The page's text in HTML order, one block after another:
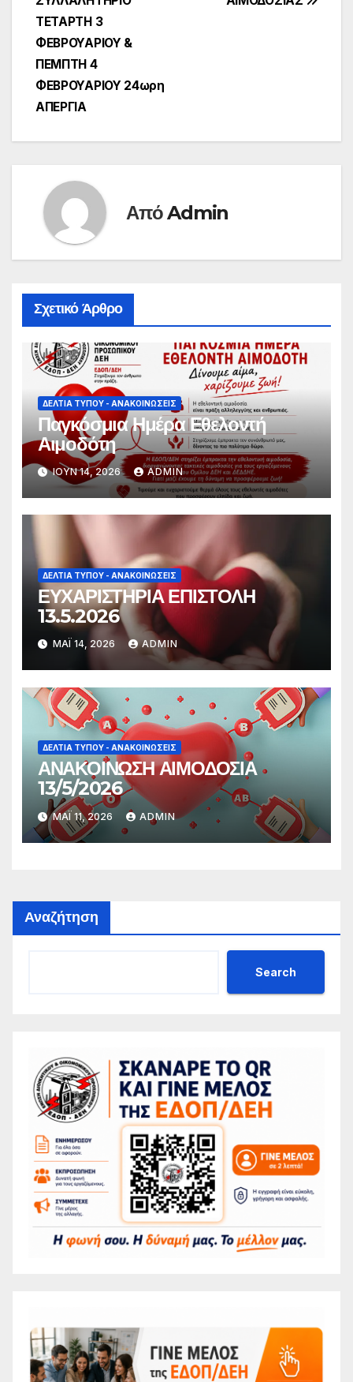
άρθρων
ΤΕΤΑΡΤΗ 3
ΦΕΒΡΟΥΑΡΙΟΥ &
ΠΕΜΠΤΗ 4
ΦΕΒΡΟΥΑΡΙΟΥ 24ωρη
ΑΠΕΡΓΙΑ
ΑπόAdmin
Σχετικό Άρθρο
ΔΕΛΤΊΑ ΤΎΠΟΥ - ΑΝΑΚΟΙΝΏΣΕΙΣ
Παγκόσμια Ημέρα Εθελοντή
Αιμοδότη
ΙΟΎΝ 14, 2026 ADMIN
ΔΕΛΤΊΑ ΤΎΠΟΥ - ΑΝΑΚΟΙΝΏΣΕΙΣ
ΕΥΧΑΡΙΣΤΗΡΙΑ ΕΠΙΣΤΟΛΗ
13.5.2026
ΜΆΙ 14, 2026 ADMIN
ΔΕΛΤΊΑ ΤΎΠΟΥ - ΑΝΑΚΟΙΝΏΣΕΙΣ
ΑΝΑΚΟΙΝΩΣΗ ΑΙΜΟΔΟΣΙΑ
13/5/2026
ΜΆΙ 11, 2026 ADMIN
Αναζήτηση
Search